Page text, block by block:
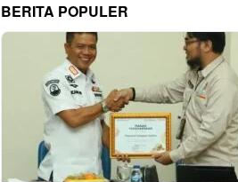
BERITA POPULER